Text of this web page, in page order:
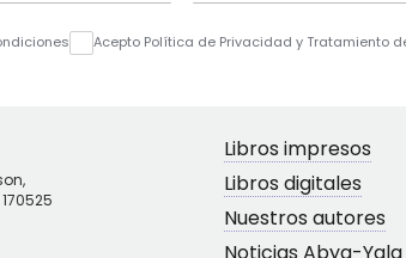
Acepto Política de Privacidad y Tratamiento
Libros impresos
Libros digitales
Nuestros autores
Noticias Abya-Yala